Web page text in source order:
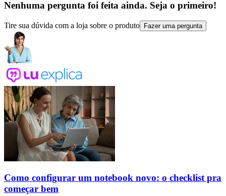
Nenhuma pergunta foi feita ainda. Seja o primeiro!
Tire sua dúvida com a loja sobre o produto Fazer uma pergunta
Como configurar um notebook novo: o checklist pra
começar bem